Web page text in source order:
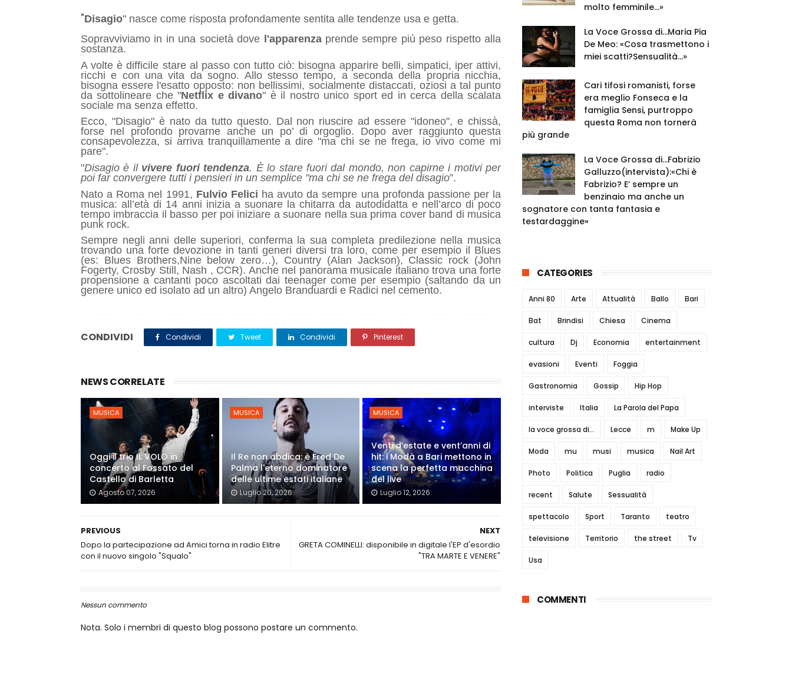
"Disagio" nasce come risposta profondamente sentita alle tendenze usa e getta.
Sopravviviamo in in una società dove
l'apparenza prende sempre più peso rispetto alla
sostanza.
A volte è difficile stare al passo con tutto ciò: bisogna apparire belli, simpatici, iper attivi,
ricchi e con una vita da sogno. Allo stesso tempo, a seconda della propria nicchia,
bisogna essere l'esatto opposto: non bellissimi, socialmente distaccati, oziosi a tal punto
da sottolineare che "Netflix e divano" è il nostro unico sport ed in cerca della scalata
sociale ma senza effetto.
Ecco, "Disagio" è nato da tutto questo. Dal non riuscire ad essere "idoneo", e chissà,
forse nel profondo provarne anche un po’ di orgoglio. Dopo aver raggiunto questa
consapevolezza, si arriva tranquillamente a dire "ma chi se ne frega, io vivo come mi
pare".
"Disagio è il vivere fuori tendenza. È lo stare fuori dal mondo, non capirne i motivi per
poi far convergere tutti i pensieri in un semplice "ma chi se ne frega del disagio”.
Nato a Roma nel 1991, Fulvio Felici ha avuto da sempre una profonda passione per la
musica: all’età di 14 anni inizia a suonare la chitarra da autodidatta e nell’arco di poco
tempo imbraccia il basso per poi iniziare a suonare nella sua prima cover band di musica
punk rock.
Sempre negli anni delle superiori, conferma la sua completa predilezione nella musica
trovando una forte devozione in tanti generi diversi tra loro, come per esempio il Blues
(es: Blues Brothers,Nine below zero…), Country (Alan Jackson), Classic rock (John
Fogerty, Crosby Still, Nash , CCR). Anche nel panorama musicale italiano trova una forte
propensione a cantanti poco ascoltati dai teenager come per esempio (saltando da un
genere unico ed isolato ad un altro) Angelo Branduardi e Radici nel cemento.
CONDIVIDI Condividi Tweet Condividi Pinterest
NEWS CORRELATE
MUSICA
Oggi il trio IL VOLO in
concerto al Fossato del
Castello di Barletta
Agosto 07, 2026
MUSICA
Il Re non abdica: è Fred De
Palma l'eterno dominatore
delle ultime estati italiane
Luglio 20, 2026
MUSICA
Venti d’estate e vent’anni di
hit: i Modà a Bari mettono in
scena la perfetta macchina
del live
Luglio 12, 2026
NEXT
GRETA COMINELLI: disponibile in digitale l'EP d'esordio
"TRA MARTE E VENERE"
PREVIOUS
Dopo la partecipazione ad Amici torna in radio Elitre
con il nuovo singolo "Squalo"
Nessun commento
Nota. Solo i membri di questo blog possono postare un commento.
molto femminile…»
La Voce Grossa di…Maria Pia
De Meo: «Cosa trasmettono i
miei scatti?Sensualità…»
Cari tifosi romanisti, forse
era meglio Fonseca e la
famiglia Sensi, purtroppo
questa Roma non tornerà
più grande
La Voce Grossa di…Fabrizio
Galluzzo(intervista):«Chi è
Fabrizio? E’ sempre un
benzinaio ma anche un
sognatore con tanta fantasia e
testardaggine»
CATEGORIES
Anni 80 Arte Attualità Ballo Bari
Bat Brindisi Chiesa Cinema
cultura Dj Economia entertainment
evasioni Eventi Foggia
Gastronomia Gossip Hip Hop
interviste Italia La Parola del Papa
la voce grossa di... Lecce m Make Up
Moda mu musi musica Nail Art
Photo Politica Puglia radio
recent Salute Sessualità
spettacolo Sport Taranto teatro
televisione Territorio the street Tv
Usa
COMMENTI